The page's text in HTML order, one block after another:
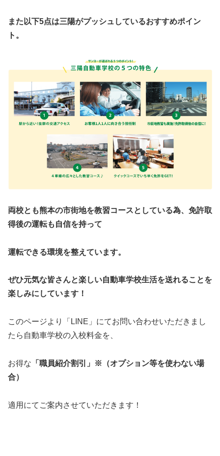
また以下5点は三陽がプッシュしているおすすめポイン
ト。
両校とも熊本の市街地を教習コースとしている為、 免許取
得後の運転も自信を持って
運転できる環境を整えています。
ぜひ元気な皆さんと楽しい自動車学校生活を送れることを
楽しみにしています！
このページより「LINE」にてお問い合わせいただきまし
たら自動車学校の入校料金を、
お得な 「職員紹介割引」※（オプション等を使わない場
合）
適用にてご案内させていただきます！